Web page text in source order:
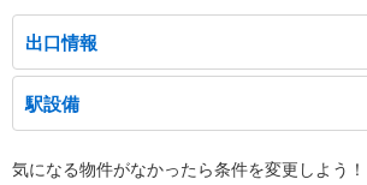
出口情報
北口・中央南口
北野町 打越町 方面、絹ヶ丘１・２丁目 方面、八
シーのりば、バスのりば
南口
駅設備
※段差なしでの移動経路
気になる物件がなかったら条件を変更しよう！